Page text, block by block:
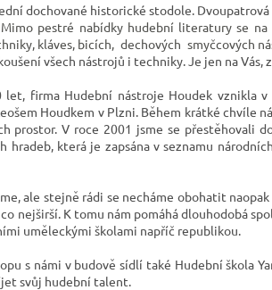
dochované historické stodole.
pestré nabídky hudební literatury se
kláves, bicích, dechových smyčcových
všech nástrojů i techniky. Je jen na
let, firma Hudební nástroje Houdek vznikla
Houdkem v Plzni. Během krátké chvíle
prostor. V roce 2001 jsme se přestěhovali
hradeb, která je zapsána v seznamu
ale stejně rádi se necháme obohatit
nejširší. K tomu nám pomáhá dlouhodobá
uměleckými školami napříč republikou.
s námi v budově sídlí také Hudební škola
svůj hudební talent.